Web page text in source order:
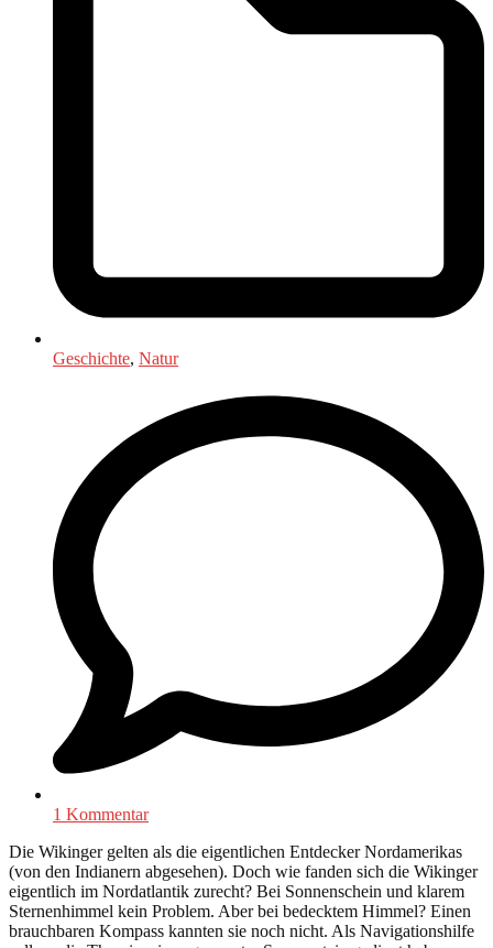
Geschichte, Natur
1 Kommentar
Die Wikinger gelten als die eigentlichen Entdecker Nordamerikas
(von den Indianern abgesehen). Doch wie fanden sich die Wikinger
eigentlich im Nordatlantik zurecht? Bei Sonnenschein und klarem
Sternenhimmel kein Problem. Aber bei bedecktem Himmel? Einen
brauchbaren Kompass kannten sie noch nicht. Als Navigationshilfe